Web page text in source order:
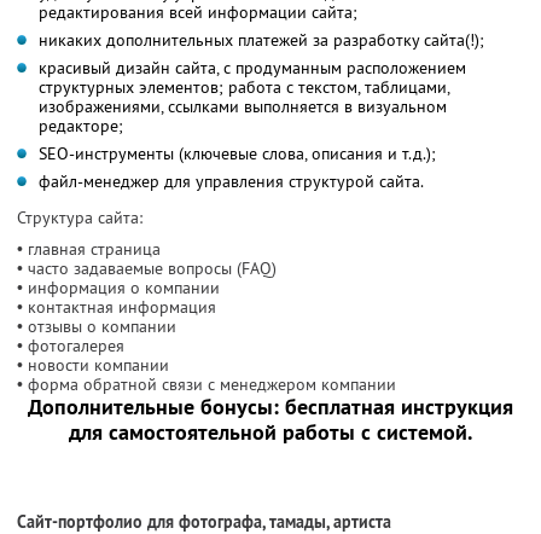
редактирования всей информации сайта;
никаких дополнительных платежей за разработку сайта(!);
красивый дизайн сайта, с продуманным расположением
структурных элементов; работа с текстом, таблицами,
изображениями, ссылками выполняется в визуальном
редакторе;
SEO-инструменты (ключевые слова, описания и т.д.);
файл-менеджер для управления структурой сайта.
Структура сайта:
• главная страница
• часто задаваемые вопросы (FAQ)
• информация о компании
• контактная информация
• отзывы о компании
• фотогалерея
• новости компании
• форма обратной связи с менеджером компании
Дополнительные бонусы: бесплатная инструкция
для самостоятельной работы с системой.
Сайт-портфолио для фотографа, тамады, артиста